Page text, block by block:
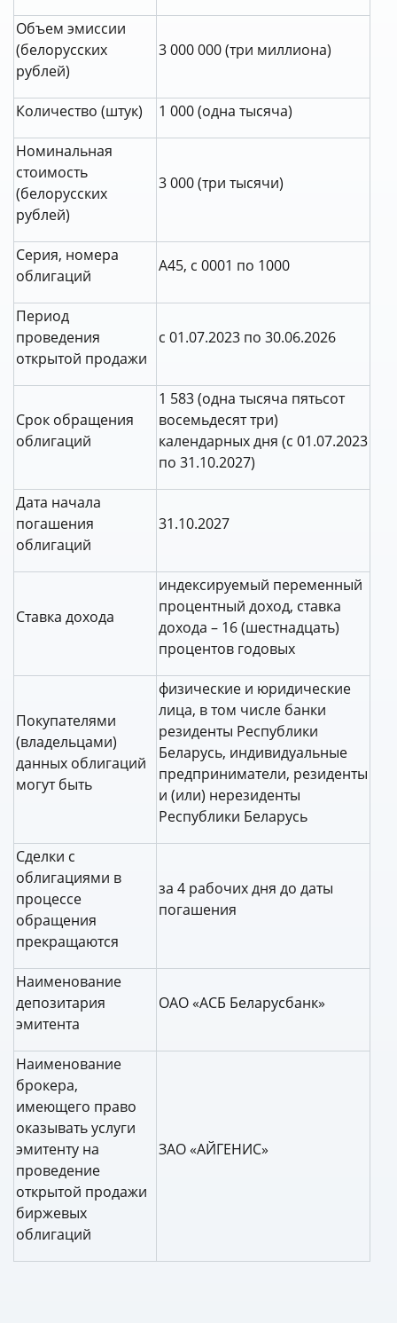
Объем эмиссии
(белорусских
рублей)
3 000 000 (три миллиона)
Количество (штук) 1 000 (одна тысяча)
Номинальная
стоимость
(белорусских
рублей)
3 000 (три тысячи)
Серия, номера
облигаций
A45, с 0001 по 1000
Период
проведения
открытой продажи
с 01.07.2023 по 30.06.2026
Срок обращения
облигаций
1 583 (одна тысяча пятьсот
восемьдесят три)
календарных дня (с 01.07.2023
по 31.10.2027)
Дата начала
погашения
облигаций
31.10.2027
Cтавка дохода
индексируемый переменный
процентный доход, ставка
дохода – 16 (шестнадцать)
процентов годовых
Покупателями
(владельцами)
данных облигаций
могут быть
физические и юридические
лица, в том числе банки
резиденты Республики
Беларусь, индивидуальные
предприниматели, резиденты
и (или) нерезиденты
Республики Беларусь
Сделки с
облигациями в
процессе
обращения
прекращаются
за 4 рабочих дня до даты
погашения
Наименование
депозитария
эмитента
ОАО «АСБ Беларусбанк»
Наименование
брокера,
имеющего право
оказывать услуги
эмитенту на
проведение
открытой продажи
биржевых
облигаций
ЗАО «АЙГЕНИС»